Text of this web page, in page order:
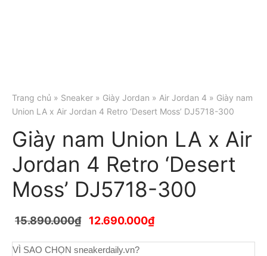
Trang chủ » Sneaker » Giày Jordan » Air Jordan 4 » Giày nam
Union LA x Air Jordan 4 Retro ‘Desert Moss’ DJ5718-300
Giày nam Union LA x Air
Jordan 4 Retro ‘Desert
Moss’ DJ5718-300
15.890.000₫ 12.690.000₫
VÌ SAO CHỌN sneakerdaily.vn?